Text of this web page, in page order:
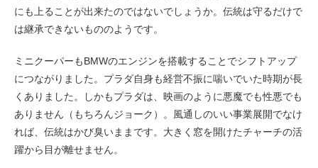
にも上ることが出来たのではないでしょうか。伝統は守るだけで
は継承できないもののようです。
ミニクーパーもBMWのエンジンを搭載することでシフトアップ
につながりました。プラダ自身も経営不振に喘いでいた時期が長
くありました。しかもプラダは、映画のように悪魔でも性悪でも
ありません（もちろんジョーク）。風通しのいい事業展開でなけ
れば、伝統はかび臭いままです。大きく窓を開けたチャーチの活
躍から目が離せません。